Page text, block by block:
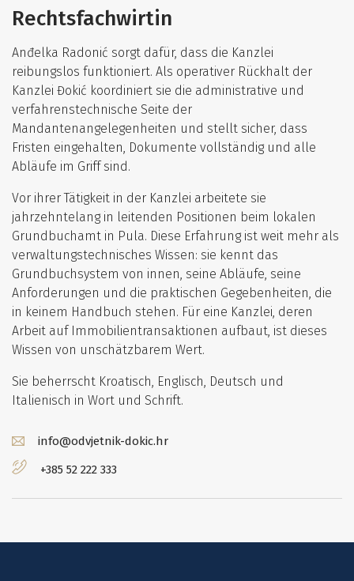
info@odvjetnik-dokic.hr
+385 52 222 333
Rechtsfachwirtin
Anđelka Radonić sorgt dafür, dass die Kanzlei
reibungslos funktioniert. Als operativer Rückhalt der
Kanzlei Đokić koordiniert sie die administrative und
verfahrenstechnische Seite der
Mandantenangelegenheiten und stellt sicher, dass
Fristen eingehalten, Dokumente vollständig und alle
Abläufe im Griff sind.
Vor ihrer Tätigkeit in der Kanzlei arbeitete sie
jahrzehntelang in leitenden Positionen beim lokalen
Grundbuchamt in Pula. Diese Erfahrung ist weit mehr als
verwaltungstechnisches Wissen: sie kennt das
Grundbuchsystem von innen, seine Abläufe, seine
Anforderungen und die praktischen Gegebenheiten, die
in keinem Handbuch stehen. Für eine Kanzlei, deren
Arbeit auf Immobilientransaktionen aufbaut, ist dieses
Wissen von unschätzbarem Wert.
Sie beherrscht Kroatisch, Englisch, Deutsch und
Italienisch in Wort und Schrift.